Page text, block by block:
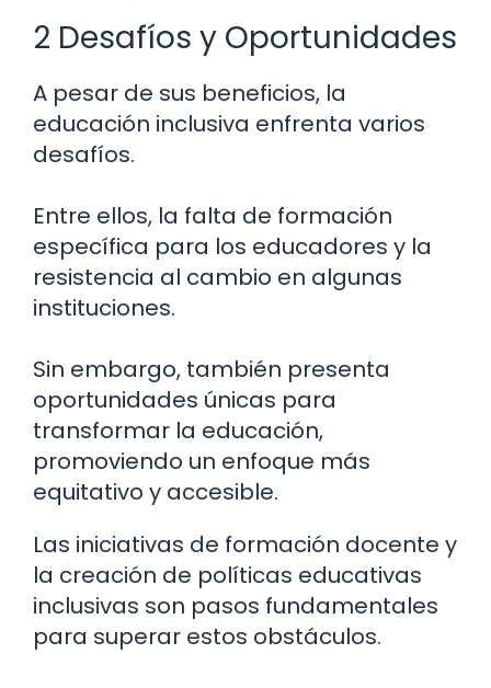
2 Desafíos y Oportunidades
A pesar de sus beneficios, la
educación inclusiva enfrenta varios
desafíos.
Entre ellos, la falta de formación
específica para los educadores y la
resistencia al cambio en algunas
instituciones.
Sin embargo, también presenta
oportunidades únicas para
transformar la educación,
promoviendo un enfoque más
equitativo y accesible.
Las iniciativas de formación docente y
la creación de políticas educativas
inclusivas son pasos fundamentales
para superar estos obstáculos.